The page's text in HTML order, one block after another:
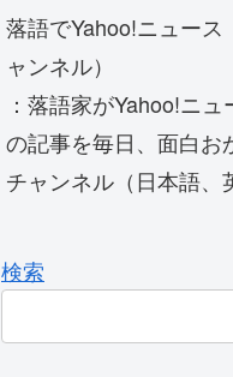
落語でYahoo!ニュース
ャンネル）
：落語家がYahoo!ニ
の記事を毎日、面白お
チャンネル（日本語、
検索